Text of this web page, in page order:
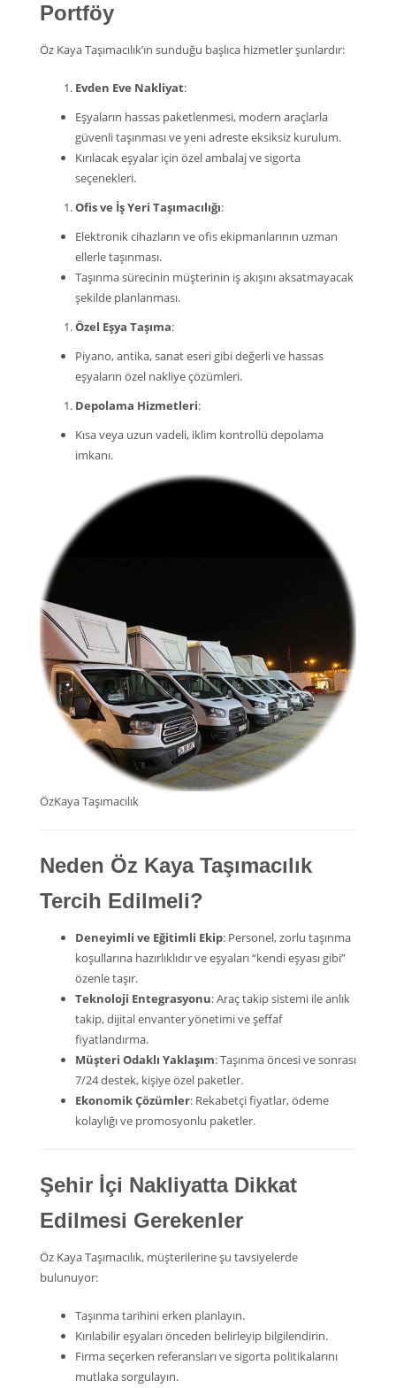
Portföy
Öz Kaya Taşımacılık’ın sunduğu başlıca hizmetler şunlardır:
Evden Eve Nakliyat:
Eşyaların hassas paketlenmesi, modern araçlarla
güvenli taşınması ve yeni adreste eksiksiz kurulum.
Kırılacak eşyalar için özel ambalaj ve sigorta
seçenekleri.
Ofis ve İş Yeri Taşımacılığı:
Elektronik cihazların ve ofis ekipmanlarının uzman
ellerle taşınması.
Taşınma sürecinin müşterinin iş akışını aksatmayacak
şekilde planlanması.
Özel Eşya Taşıma:
Piyano, antika, sanat eseri gibi değerli ve hassas
eşyaların özel nakliye çözümleri.
Depolama Hizmetleri:
Kısa veya uzun vadeli, iklim kontrollü depolama
imkanı.
ÖzKaya Taşımacılık
Neden Öz Kaya Taşımacılık
Tercih Edilmeli?
Deneyimli ve Eğitimli Ekip: Personel, zorlu taşınma
koşullarına hazırlıklıdır ve eşyaları “kendi eşyası gibi”
özenle taşır.
Teknoloji Entegrasyonu: Araç takip sistemi ile anlık
takip, dijital envanter yönetimi ve şeffaf
fiyatlandırma.
Müşteri Odaklı Yaklaşım: Taşınma öncesi ve sonrası
7/24 destek, kişiye özel paketler.
Ekonomik Çözümler: Rekabetçi fiyatlar, ödeme
kolaylığı ve promosyonlu paketler.
Şehir İçi Nakliyatta Dikkat
Edilmesi Gerekenler
Öz Kaya Taşımacılık, müşterilerine şu tavsiyelerde
bulunuyor:
Taşınma tarihini erken planlayın.
Kırılabilir eşyaları önceden belirleyip bilgilendirin.
Firma seçerken referansları ve sigorta politikalarını
mutlaka sorgulayın.